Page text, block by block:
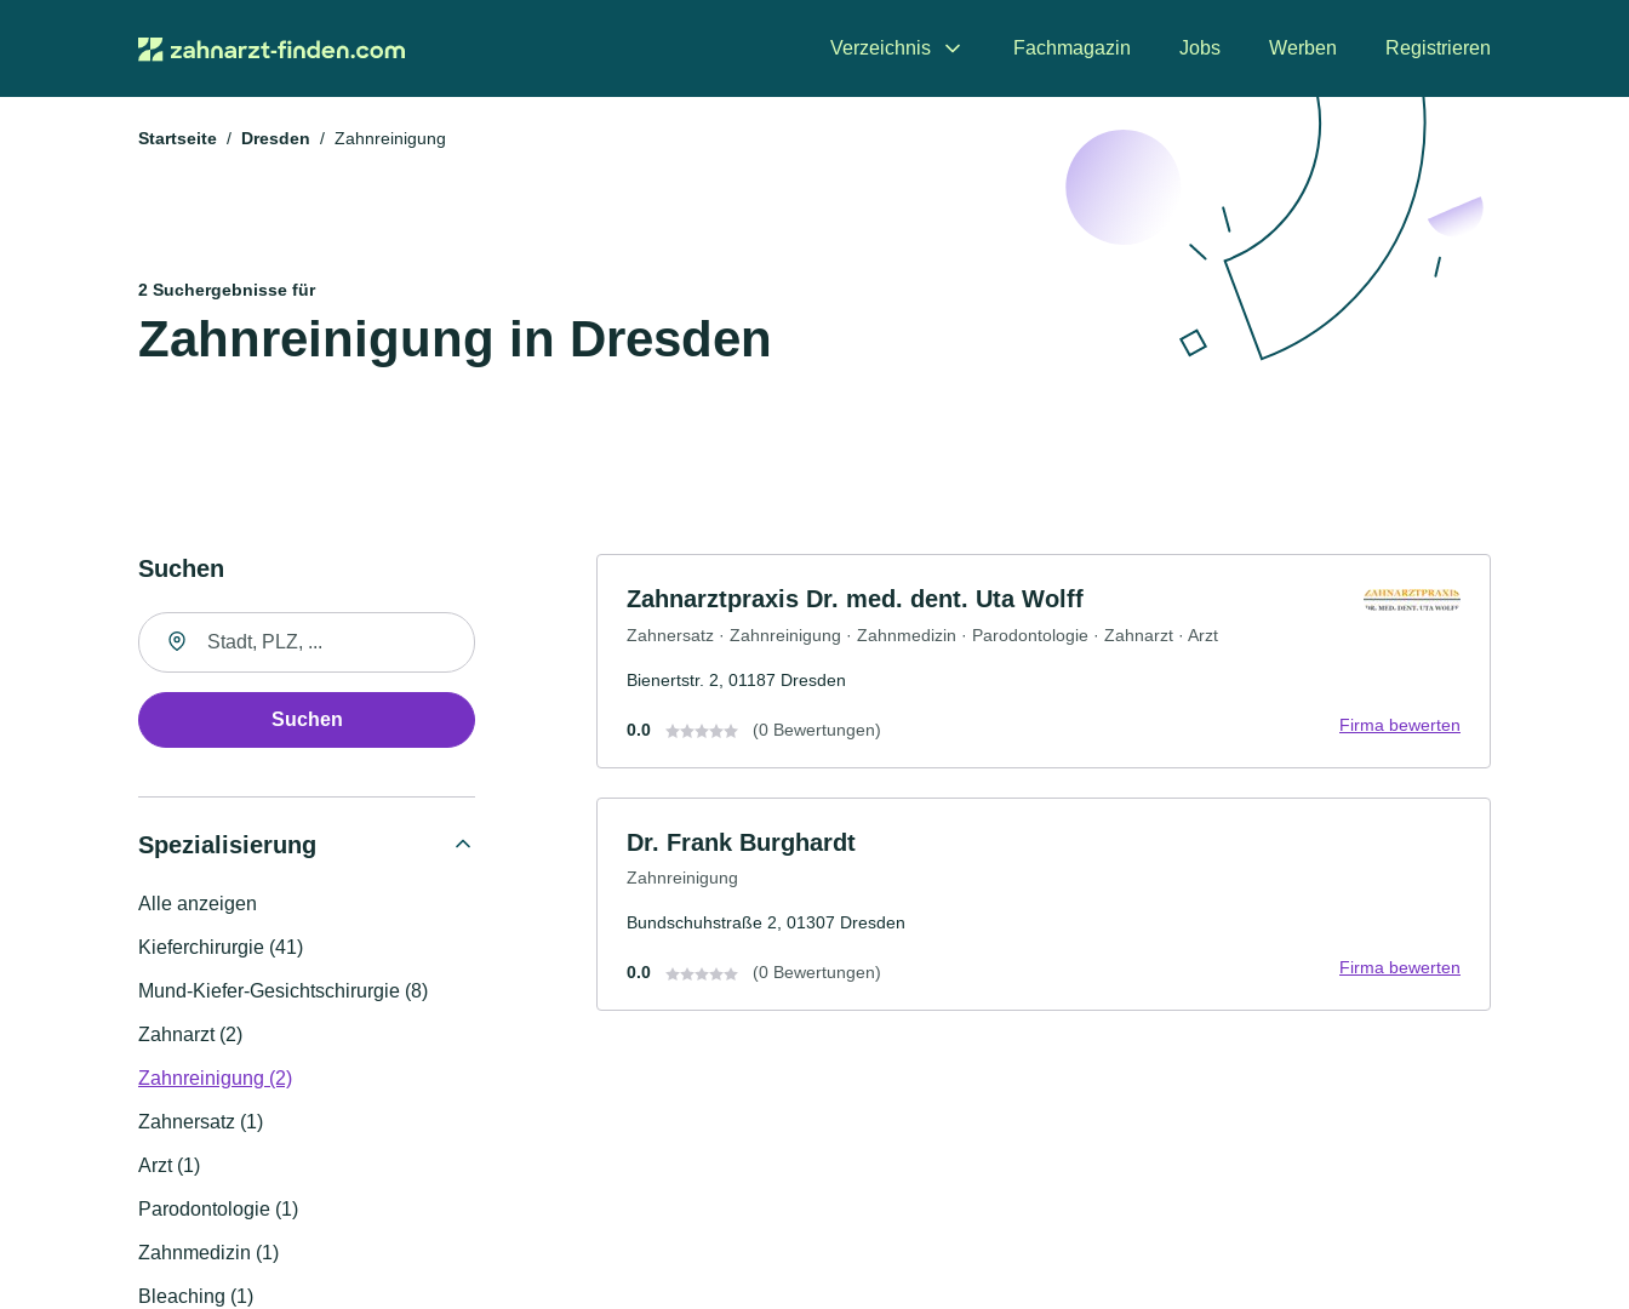
Verzeichnis Fachmagazin Jobs Werben Registrieren
Startseite Dresden Zahnreinigung
2 Suchergebnisse für
Zahnreinigung in Dresden
Suchen
Suche nach Ort
Suchen
Spezialisierung
Alle anzeigen
Kieferchirurgie (41)
Mund-Kiefer-Gesichtschirurgie (8)
Zahnarzt (2)
Zahnreinigung (2)
Zahnersatz (1)
Arzt (1)
Parodontologie (1)
Zahnmedizin (1)
Bleaching (1)
Zahnarztpraxis Dr. med. dent. Uta Wolff
Zahnersatz · Zahnreinigung · Zahnmedizin · Parodontologie · Zahnarzt · Arzt
Bienertstr. 2, 01187 Dresden
0.0 (0 Bewertungen) Firma bewerten
Dr. Frank Burghardt
Zahnreinigung
Bundschuhstraße 2, 01307 Dresden
0.0 (0 Bewertungen) Firma bewerten